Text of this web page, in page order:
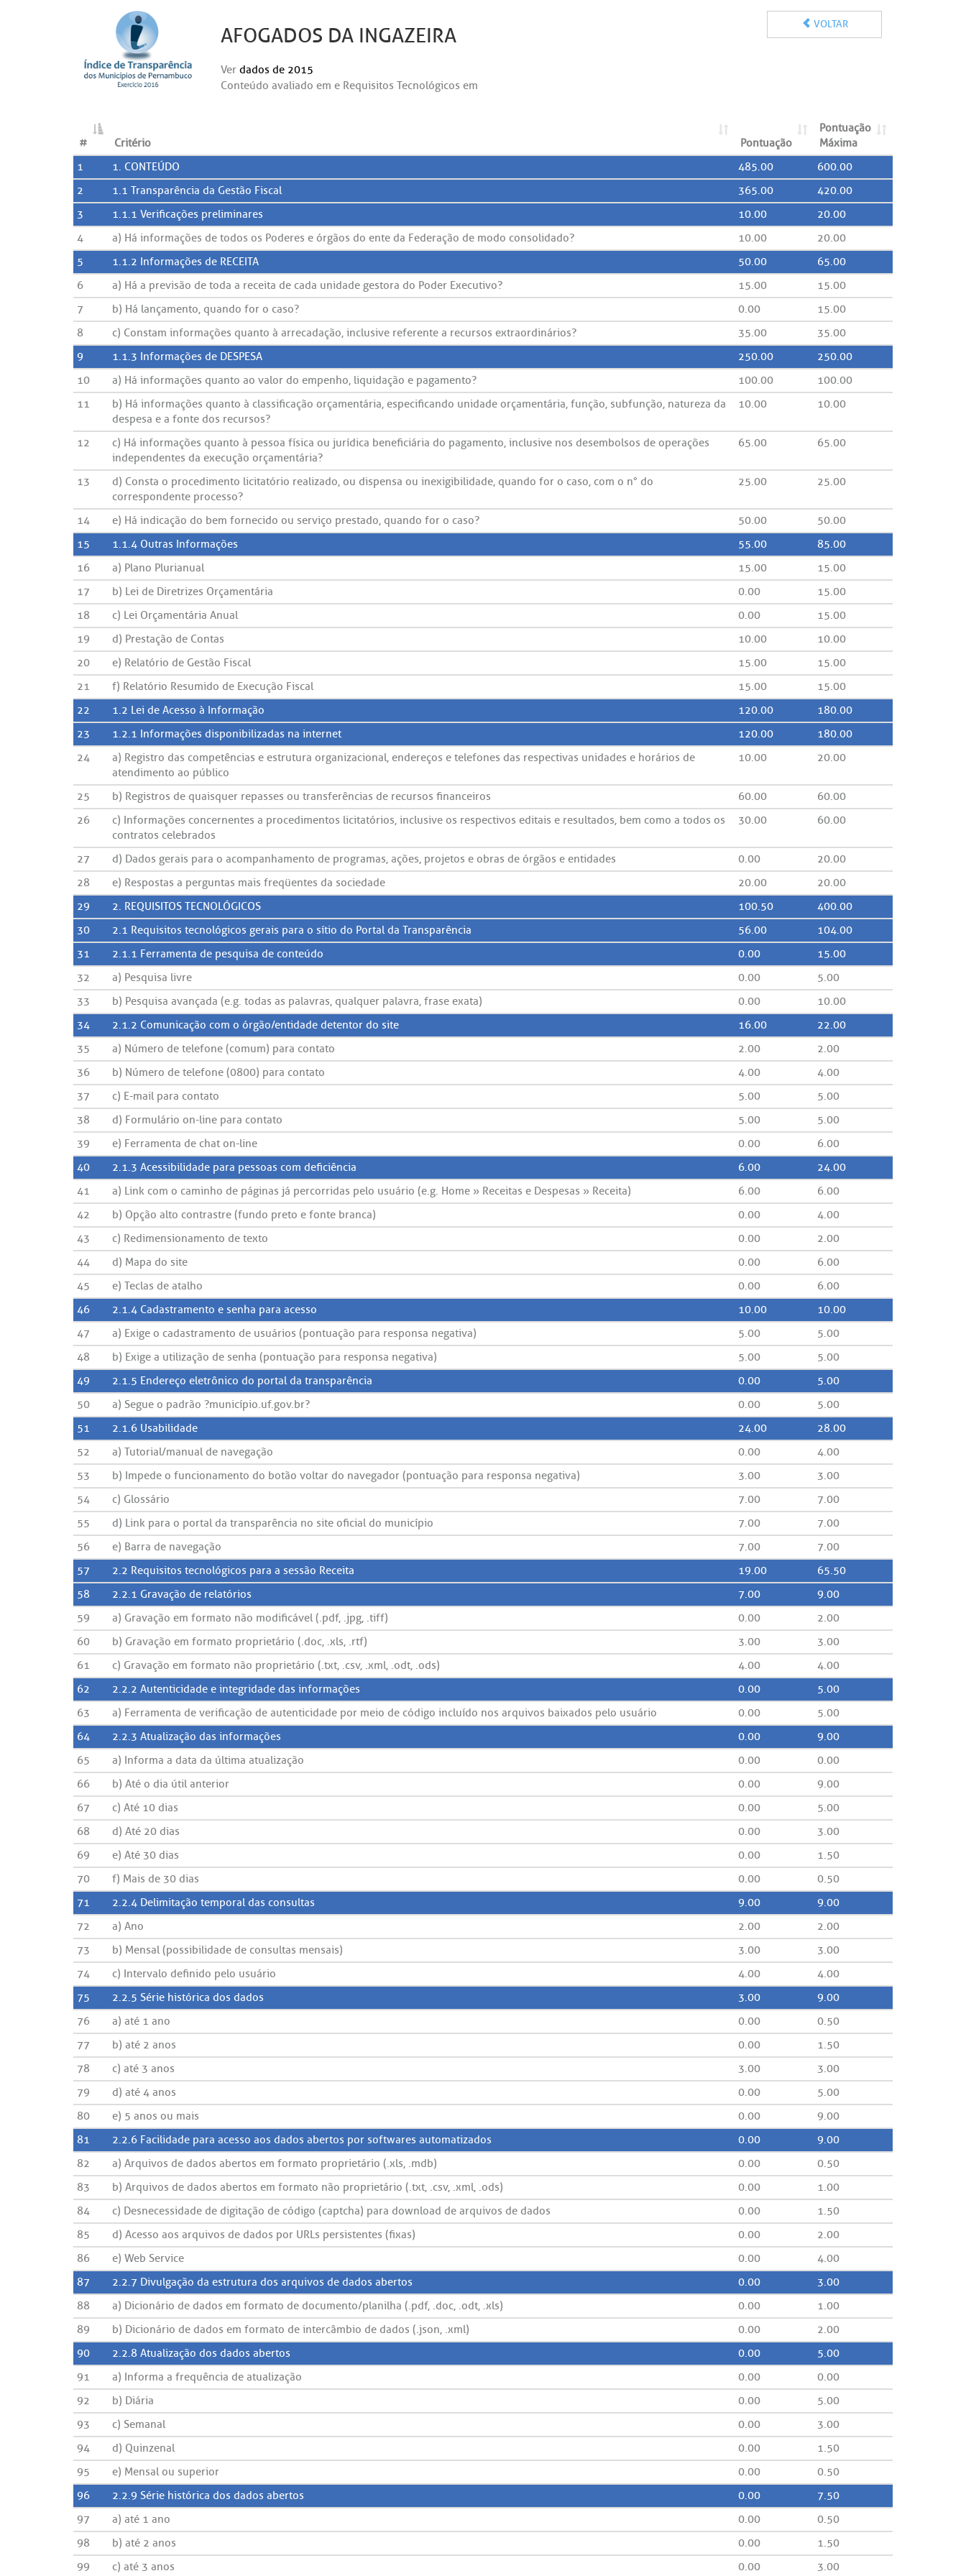
AFOGADOS DA INGAZEIRA
Ver dados de 2015
Conteúdo avaliado em e Requisitos Tecnológicos em
VOLTAR
# Critério Pontuação
Pontuação
Máxima
1
1. CONTEÚDO 485.00
600.00
2
1.1 Transparência da Gestão Fiscal 365.00
420.00
3
1.1.1 Verificações preliminares 10.00
20.00
4
a) Há informações de todos os Poderes e órgãos do ente da Federação de modo consolidado? 10.00
20.00
5
1.1.2 Informações de RECEITA 50.00
65.00
6
a) Há a previsão de toda a receita de cada unidade gestora do Poder Executivo? 15.00
15.00
7
b) Há lançamento, quando for o caso? 0.00
15.00
8
c) Constam informações quanto à arrecadação, inclusive referente a recursos extraordinários? 35.00
35.00
9
1.1.3 Informações de DESPESA 250.00
250.00
10
a) Há informações quanto ao valor do empenho, liquidação e pagamento? 100.00
100.00
11
b) Há informações quanto à classificação orçamentária, especificando unidade orçamentária, função, subfunção, natureza da
despesa e a fonte dos recursos?
10.00 10.00
12
c) Há informações quanto à pessoa física ou jurídica beneficiária do pagamento, inclusive nos desembolsos de operações
independentes da execução orçamentária?
65.00 65.00
13
d) Consta o procedimento licitatório realizado, ou dispensa ou inexigibilidade, quando for o caso, com o n° do
correspondente processo?
25.00 25.00
14 e) Há indicação do bem fornecido ou serviço prestado, quando for o caso? 50.00
50.00
15
1.1.4 Outras Informações 55.00
85.00
16
a) Plano Plurianual 15.00
15.00
17
b) Lei de Diretrizes Orçamentária 0.00
15.00
18
c) Lei Orçamentária Anual 0.00
15.00
19
d) Prestação de Contas 10.00
10.00
20
e) Relatório de Gestão Fiscal 15.00
15.00
21
f) Relatório Resumido de Execução Fiscal 15.00
15.00
22
1.2 Lei de Acesso à Informação 120.00
180.00
23
1.2.1 Informações disponibilizadas na internet 120.00
180.00
24
a) Registro das competências e estrutura organizacional, endereços e telefones das respectivas unidades e horários de
atendimento ao público
10.00 20.00
25 b) Registros de quaisquer repasses ou transferências de recursos financeiros 60.00
60.00
26
c) Informações concernentes a procedimentos licitatórios, inclusive os respectivos editais e resultados, bem como a todos os
contratos celebrados
30.00 60.00
27 d) Dados gerais para o acompanhamento de programas, ações, projetos e obras de órgãos e entidades 0.00
20.00
28
e) Respostas a perguntas mais freqüentes da sociedade 20.00
20.00
29
2. REQUISITOS TECNOLÓGICOS 100.50
400.00
30
2.1 Requisitos tecnológicos gerais para o sítio do Portal da Transparência 56.00
104.00
31
2.1.1 Ferramenta de pesquisa de conteúdo 0.00
15.00
32
a) Pesquisa livre 0.00
5.00
33
b) Pesquisa avançada (e.g. todas as palavras, qualquer palavra, frase exata) 0.00
10.00
34
2.1.2 Comunicação com o órgão/entidade detentor do site 16.00
22.00
35
a) Número de telefone (comum) para contato 2.00
2.00
36
b) Número de telefone (0800) para contato 4.00
4.00
37
c) E-mail para contato 5.00
5.00
38
d) Formulário on-line para contato 5.00
5.00
39
e) Ferramenta de chat on-line 0.00
6.00
40
2.1.3 Acessibilidade para pessoas com deficiência 6.00
24.00
41
a) Link com o caminho de páginas já percorridas pelo usuário (e.g. Home » Receitas e Despesas » Receita) 6.00
6.00
42
b) Opção alto contrastre (fundo preto e fonte branca) 0.00
4.00
43
c) Redimensionamento de texto 0.00
2.00
44
d) Mapa do site 0.00
6.00
45
e) Teclas de atalho 0.00
6.00
46
2.1.4 Cadastramento e senha para acesso 10.00
10.00
47
a) Exige o cadastramento de usuários (pontuação para responsa negativa) 5.00
5.00
48
b) Exige a utilização de senha (pontuação para responsa negativa) 5.00
5.00
49
2.1.5 Endereço eletrônico do portal da transparência 0.00
5.00
50
a) Segue o padrão ?município.uf.gov.br? 0.00
5.00
51
2.1.6 Usabilidade 24.00
28.00
52
a) Tutorial/manual de navegação 0.00
4.00
53
b) Impede o funcionamento do botão voltar do navegador (pontuação para responsa negativa) 3.00
3.00
54
c) Glossário 7.00
7.00
55
d) Link para o portal da transparência no site oficial do município 7.00
7.00
56
e) Barra de navegação 7.00
7.00
57
2.2 Requisitos tecnológicos para a sessão Receita 19.00
65.50
58
2.2.1 Gravação de relatórios 7.00
9.00
59
a) Gravação em formato não modificável (.pdf, .jpg, .tiff) 0.00
2.00
60
b) Gravação em formato proprietário (.doc, .xls, .rtf) 3.00
3.00
61
c) Gravação em formato não proprietário (.txt, .csv, .xml, .odt, .ods) 4.00
4.00
62
2.2.2 Autenticidade e integridade das informações 0.00
5.00
63
a) Ferramenta de verificação de autenticidade por meio de código incluído nos arquivos baixados pelo usuário 0.00
5.00
64
2.2.3 Atualização das informações 0.00
9.00
65
a) Informa a data da última atualização 0.00
0.00
66
b) Até o dia útil anterior 0.00
9.00
67
c) Até 10 dias 0.00
5.00
68
d) Até 20 dias 0.00
3.00
69
e) Até 30 dias 0.00
1.50
70
f) Mais de 30 dias 0.00
0.50
71
2.2.4 Delimitação temporal das consultas 9.00
9.00
72
a) Ano 2.00
2.00
73
b) Mensal (possibilidade de consultas mensais) 3.00
3.00
74
c) Intervalo definido pelo usuário 4.00
4.00
75
2.2.5 Série histórica dos dados 3.00
9.00
76
a) até 1 ano 0.00
0.50
77
b) até 2 anos 0.00
1.50
78
c) até 3 anos 3.00
3.00
79
d) até 4 anos 0.00
5.00
80
e) 5 anos ou mais 0.00
9.00
81
2.2.6 Facilidade para acesso aos dados abertos por softwares automatizados 0.00
9.00
82
a) Arquivos de dados abertos em formato proprietário (.xls, .mdb) 0.00
0.50
83
b) Arquivos de dados abertos em formato não proprietário (.txt, .csv, .xml, .ods) 0.00
1.00
84
c) Desnecessidade de digitação de código (captcha) para download de arquivos de dados 0.00
1.50
85
d) Acesso aos arquivos de dados por URLs persistentes (fixas) 0.00
2.00
86
e) Web Service 0.00
4.00
87
2.2.7 Divulgação da estrutura dos arquivos de dados abertos 0.00
3.00
88
a) Dicionário de dados em formato de documento/planilha (.pdf, .doc, .odt, .xls) 0.00
1.00
89
b) Dicionário de dados em formato de intercâmbio de dados (.json, .xml) 0.00
2.00
90
2.2.8 Atualização dos dados abertos 0.00
5.00
91
a) Informa a frequência de atualização 0.00
0.00
92
b) Diária 0.00
5.00
93
c) Semanal 0.00
3.00
94
d) Quinzenal 0.00
1.50
95
e) Mensal ou superior 0.00
0.50
96
2.2.9 Série histórica dos dados abertos 0.00
7.50
97
a) até 1 ano 0.00
0.50
98
b) até 2 anos 0.00
1.50
99
c) até 3 anos 0.00 3.00